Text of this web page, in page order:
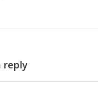
reply